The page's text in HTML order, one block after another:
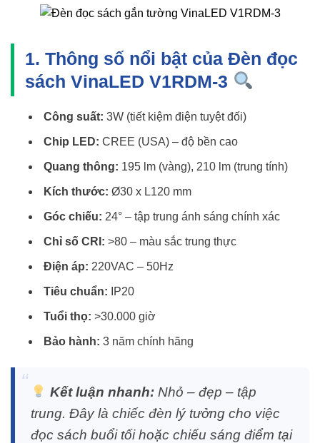
1. Thông số nổi bật của Đèn đọc
sách VinaLED V1RDM-3
Công suất: 3W (tiết kiệm điện tuyệt đối)
Chip LED: CREE (USA) – độ bền cao
Quang thông: 195 lm (vàng), 210 lm (trung tính)
Kích thước: Ø30 x L120 mm
Góc chiếu: 24° – tập trung ánh sáng chính xác
Chỉ số CRI: >80 – màu sắc trung thực
Điện áp: 220VAC – 50Hz
Tiêu chuẩn: IP20
Tuổi thọ: >30.000 giờ
Bảo hành: 3 năm chính hãng
Kết luận nhanh:Nhỏ – đẹp – tập
trung. Đây là chiếc đèn lý tưởng cho việc
đọc sách buổi tốihoặc chiếu sáng điểm tại